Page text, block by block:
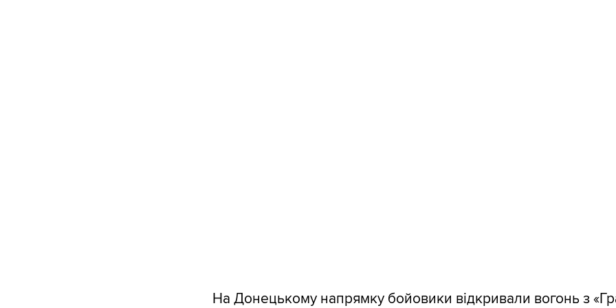
На Донецькому напрямку бойовики відкривали вогонь з